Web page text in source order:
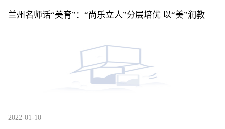
兰州名师话“美育”：“尚乐立人”分层培优 以“美”润教
2022-01-10